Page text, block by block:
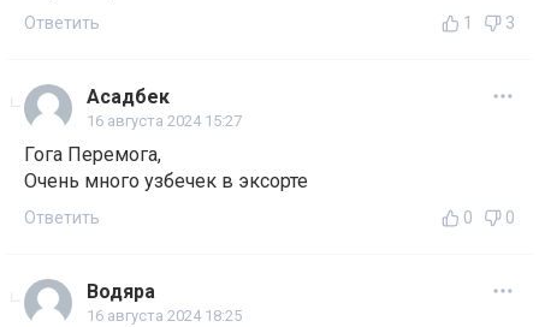
Ответить 1 3
Асадбек
16 августа 2024 15:27
Гога Перемога,
Очень много узбечек в эксорте
Ответить 0 0
Водяра
16 августа 2024 18:25